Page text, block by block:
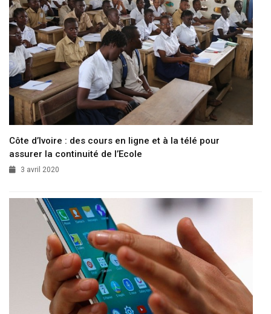
Côte d’Ivoire : des cours en ligne et à la télé pour
assurer la continuité de l’Ecole
3 avril 2020